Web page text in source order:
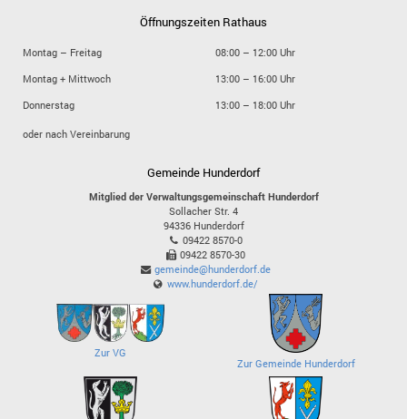
Öffnungszeiten Rathaus
Montag – Freitag
08:00 – 12:00 Uhr
Montag + Mittwoch
13:00 – 16:00 Uhr
Donnerstag
13:00 – 18:00 Uhr
oder nach Vereinbarung
Gemeinde Hunderdorf
Mitglied der Verwaltungsgemeinschaft Hunderdorf
Sollacher Str. 4
94336 Hunderdorf
09422 8570-0
09422 8570-30
gemeinde@hunderdorf.de
www.hunderdorf.de/
Zur VG
Zur Gemeinde Hunderdorf